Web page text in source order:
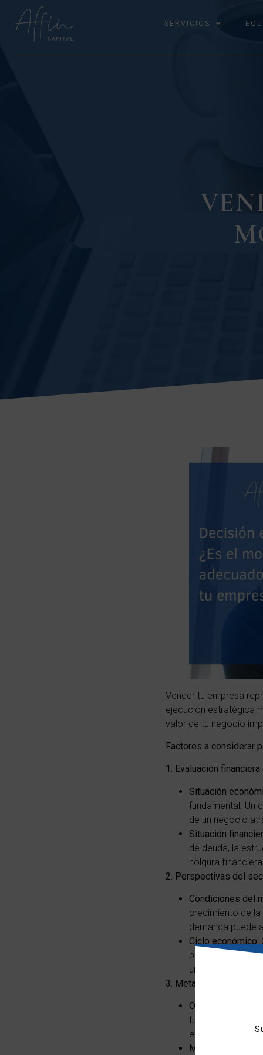
SERVICIOS
Vender tu empresa
ejecución estratégica
valor de tu negocio
Factores a considerar
1. Evaluación
Situación
fundamental. Un
de un negocio
Situación
de deuda, la
holgura
2. Perspectivas del
Condiciones del
crecimiento de la
demanda puede
Ciclo económico:
período de
una recesión
3. Metas personales y
Objetivos
fundamental. Si
empresa podría
Motivación para la